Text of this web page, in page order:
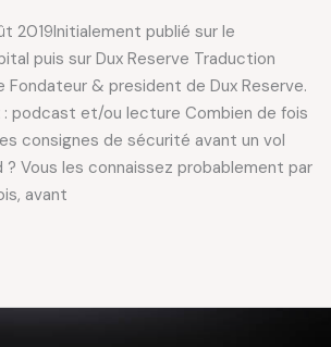
2019Initialement publié sur le
puis sur Dux Reserve Traduction
Fondateur & president de Dux Reserve.
: podcast et/ou lecture Combien de fois
consignes de sécurité avant un vol
Vous les connaissez probablement par
avant